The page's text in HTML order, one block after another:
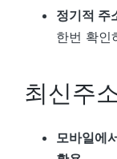
정기적 주
한번 확인
최신주
모바일에